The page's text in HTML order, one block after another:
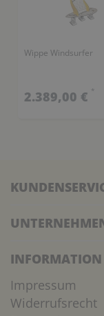
Wippe Windsurfer
2.389,00 € *
INFORMATION
Impressum
Widerrufsrecht